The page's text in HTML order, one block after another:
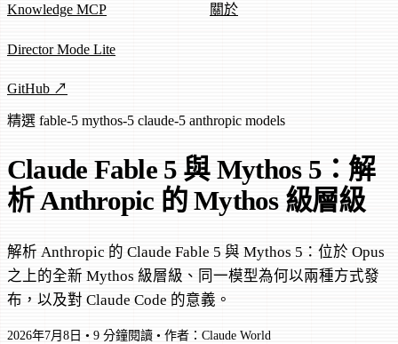
Knowledge MCP
Director Mode Lite
GitHub ↗
關於
精選 fable-5 mythos-5 claude-5 anthropic models
Claude Fable 5 與 Mythos 5：解
析 Anthropic 的 Mythos 級層級
解析 Anthropic 的 Claude Fable 5 與 Mythos 5：位於 Opus
之上的全新 Mythos 級層級、同一模型為何以兩種方式發
布，以及對 Claude Code 的意義。
2026年7月8日 • 9 分鐘閱讀 • 作者：Claude World